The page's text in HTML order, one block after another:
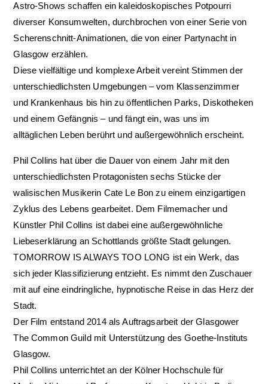
Astro-Shows schaffen ein kaleidoskopisches Potpourri
diverser Konsumwelten, durchbrochen von einer Serie von
Scherenschnitt-Animationen, die von einer Partynacht in
Glasgow erzählen.
Diese vielfältige und komplexe Arbeit vereint Stimmen der
unterschiedlichsten Umgebungen – vom Klassenzimmer
und Krankenhaus bis hin zu öffentlichen Parks, Diskotheken
und einem Gefängnis – und fängt ein, was uns im
alltäglichen Leben berührt und außergewöhnlich erscheint.
Phil Collins hat über die Dauer von einem Jahr mit den
unterschiedlichsten Protagonisten sechs Stücke der
walisischen Musikerin Cate Le Bon zu einem einzigartigen
Zyklus des Lebens gearbeitet. Dem Filmemacher und
Künstler Phil Collins ist dabei eine außergewöhnliche
Liebeserklärung an Schottlands größte Stadt gelungen.
TOMORROW IS ALWAYS TOO LONG ist ein Werk, das
sich jeder Klassifizierung entzieht. Es nimmt den Zuschauer
mit auf eine eindringliche, hypnotische Reise in das Herz der
Stadt.
Der Film entstand 2014 als Auftragsarbeit der Glasgower
The Common Guild mit Unterstützung des Goethe-Instituts
Glasgow.
Phil Collins unterrichtet an der Kölner Hochschule für